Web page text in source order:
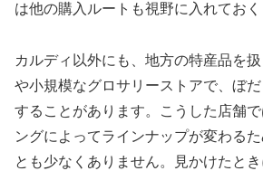
は他の購入ルートも視野に入れておく
カルディ以外にも、地方の特産品を
や小規模なグロサリーストアで、ぼ
することがあります。こうした店舗
ングによってラインナップが変わる
とも少なくありません。見かけたとき